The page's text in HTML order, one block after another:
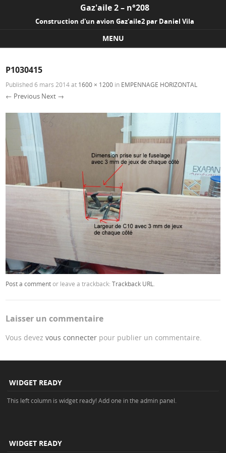
Gaz'aile 2 – n°208
Construction d'un avion Gaz'aile2 par Daniel Vila
MENU
P1030415
Published6 mars 2014at 1600 × 1200 in EMPENNAGE HORIZONTAL
← Previous Next →
Post a commentor leave a trackback:Trackback URL
Laisser un commentaire
Vous devezvous connecter pour publier un commentaire.
WIDGET READY
This left column is widget ready! Add one in the admin panel.
WIDGET READY